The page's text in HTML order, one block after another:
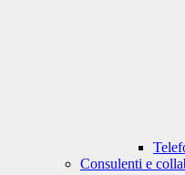
Consulenti e